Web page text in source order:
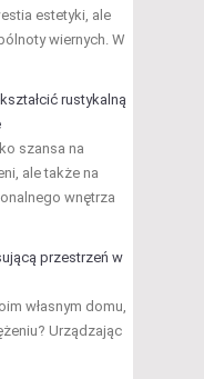
estetyki, ale
wiernych. W
rustykalną
szansa na
ale także na
wnętrza
przestrzeń w
własnym domu,
Urządzając